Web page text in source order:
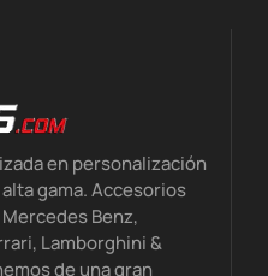
en personalización
gama. Accesorios
Benz,
Lamborghini &
de una gran